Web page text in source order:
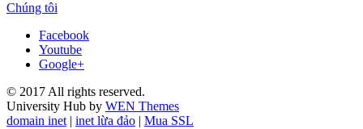
Chúng tôi
Facebook
Youtube
Google+
© 2017 All rights reserved.
University Hub by WEN Themes
domain inet| inet lừa đảo | Mua SSL